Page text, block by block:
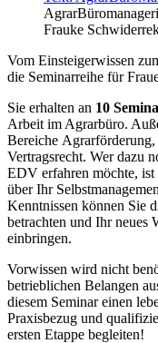
Frauke
Vom Einsteigerwissen
die Seminarreihe für
Sie erhalten an 10
Arbeit im Agrarbüro.
Bereiche
Vertragsrecht. Wer dazu
EDV erfahren möchte,
über Ihr
Kenntnissen können Sie
betrachten und Ihr neues
einbringen.
Vorwissen wird nicht
betrieblichen Belangen
diesem Seminar einen
Praxisbezug und
ersten Etappe begleiten!